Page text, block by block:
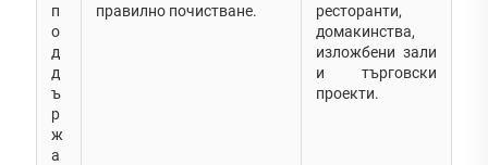
п
о
д
д
ъ
р
ж
а
правилно почистване.
ресторанти,
домакинства,
изложбени зали
и търговски
проекти.